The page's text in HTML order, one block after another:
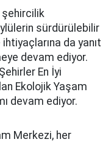
şehircilik
sürdürülebilir
da yanıt
devam ediyor.
En İyi
Ekolojik Yaşam
devam ediyor.
Merkezi, her